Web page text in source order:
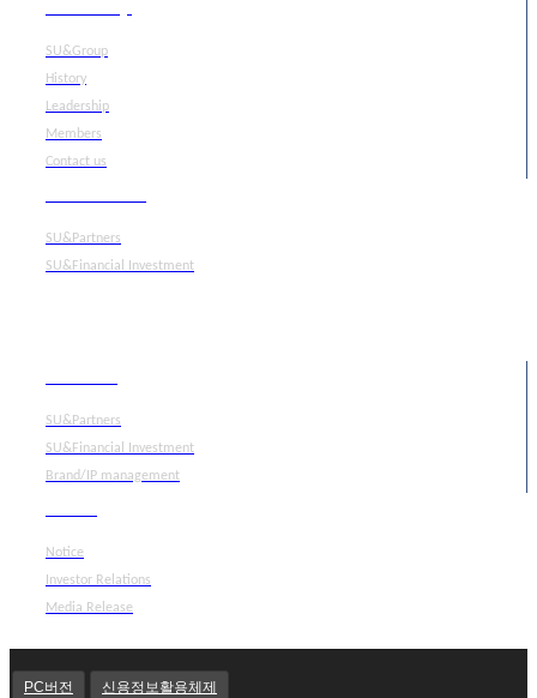
SU&Group
History
Leadership
Members
Contact us
SU&Partners
SU&Financial Investment
SU&Partners
SU&Financial Investment
Brand/IP management
Notice
Investor Relations
Media Release
PC버전 신용정보활용체제